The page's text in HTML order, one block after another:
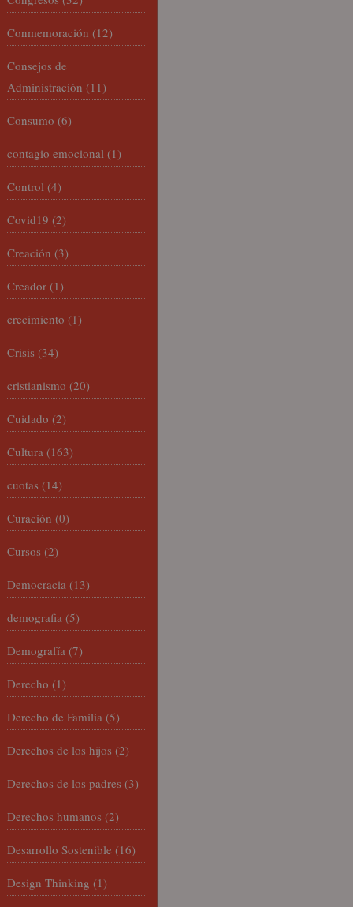
Conmemoración (12)
Consejos de
Administración (11)
Consumo (6)
contagio emocional (1)
Control (4)
Covid19 (2)
Creación (3)
Creador (1)
crecimiento (1)
Crisis (34)
cristianismo (20)
Cuidado (2)
Cultura (163)
cuotas (14)
Curación (0)
Cursos (2)
Democracia (13)
demografia (5)
Demografía (7)
Derecho (1)
Derecho de Familia (5)
Derechos de los hijos (2)
Derechos de los padres (3)
Derechos humanos (2)
Desarrollo Sostenible (16)
Design Thinking (1)